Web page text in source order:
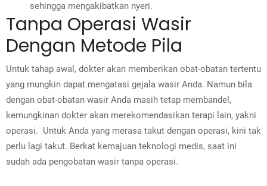
sehingga mengakibatkan nyeri.
Tanpa Operasi Wasir
Dengan Metode Pila
Untuk tahap awal, dokter akan memberikan obat-obatan tertentu
yang mungkin dapat mengatasi gejala wasir Anda. Namun bila
dengan obat-obatan wasir Anda masih tetap membandel,
kemungkinan dokter akan merekomendasikan terapi lain, yakni
operasi. Untuk Anda yang merasa takut dengan operasi, kini tak
perlu lagi takut. Berkat kemajuan teknologi medis, saat ini
sudah ada pengobatan wasir tanpa operasi.